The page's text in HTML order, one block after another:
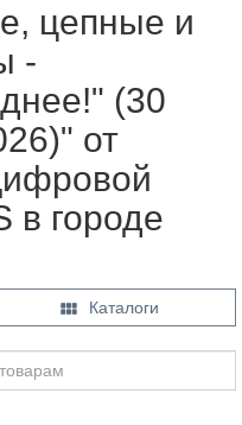
цепные и
-
(30
от
в городе
 Каталоги